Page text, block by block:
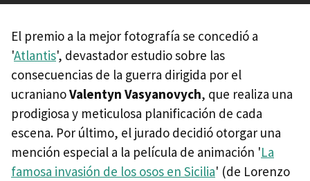
El premio a la mejor fotografía se concedió a
'Atlantis', devastador estudio sobre las
consecuencias de la guerra dirigida por el
ucranianoValentyn Vasyanovych, que realiza una
prodigiosa y meticulosa planificación de cada
escena. Por último, el jurado decidió otorgar una
mención especial a la película de animación 'La
famosa invasión de los osos en Sicilia' (de Lorenzo